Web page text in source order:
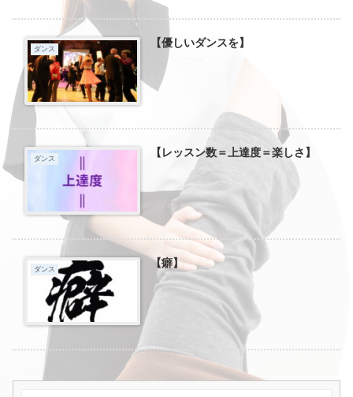
ダンス 【優しいダンスを】
ダンス 【レッスン数＝上達度＝楽しさ】
ダンス 【癖】